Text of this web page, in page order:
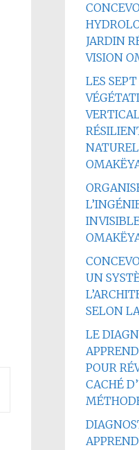
JARDIN
VISION
LES
UN
SELON
LE
POUR
CACHÉ